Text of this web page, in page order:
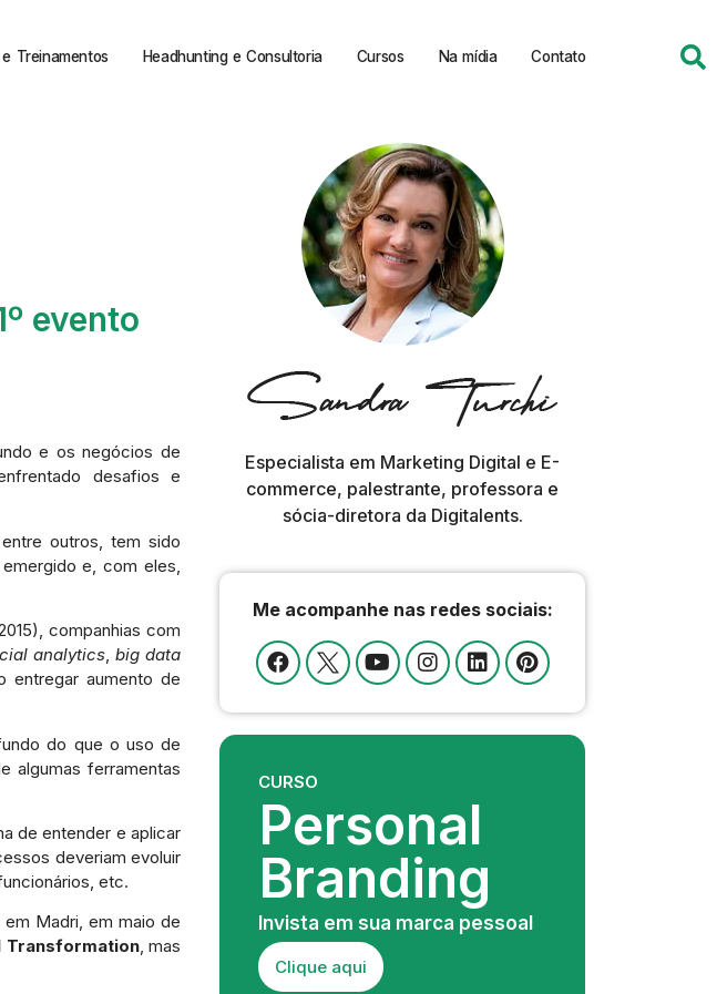
e Treinamentos Headhunting e Consultoria Cursos Na mídia Contato
evento
e os negócios de
desafios e
outros, tem sido
e, com eles,
companhias com
analytics,big data
entregar aumento de
do que o uso de
algumas ferramentas
de entender e aplicar
deveriam evoluir
etc.
Madri, em maio de
Transformation, mas
Especialista em Marketing Digital e E-
commerce, palestrante, professora e
sócia-diretora da Digitalents.
Me acompanhe nas redes sociais:
CURSO
Personal
Branding
Invista em sua marca pessoal
Clique aqui